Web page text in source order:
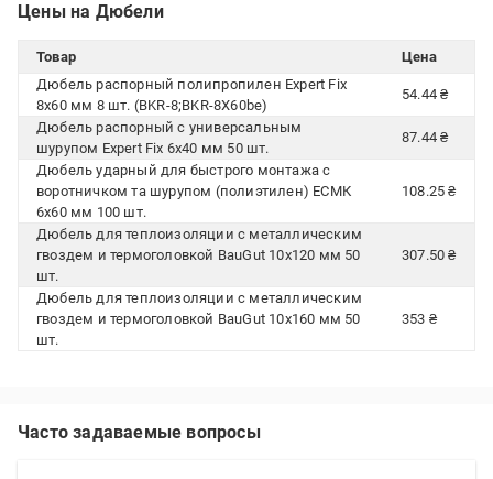
Цены на Дюбели
Товар
Цена
Дюбель распорный полипропилен Expert Fix
8x60 мм 8 шт. (BKR-8;BKR-8X60be)
54.44 ₴
Дюбель распорный с универсальным
шурупом Expert Fix 6x40 мм 50 шт.
87.44 ₴
Дюбель ударный для быстрого монтажа с
воротничком та шурупом (полиэтилен) ЕСМК
6x60 мм 100 шт.
108.25 ₴
Дюбель для теплоизоляции с металлическим
гвоздем и термоголовкой BauGut 10x120 мм 50
шт.
307.50 ₴
Дюбель для теплоизоляции с металлическим
гвоздем и термоголовкой BauGut 10x160 мм 50
шт.
353 ₴
Часто задаваемые вопросы